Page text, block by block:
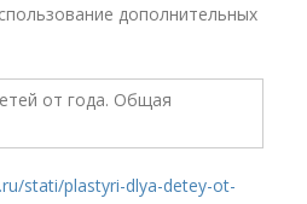
дополнительных
stati/plastyri-dlya-detey-ot-